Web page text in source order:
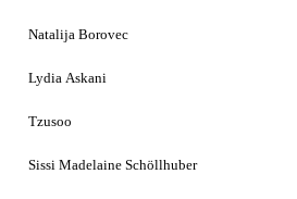
Natalija Borovec
Lydia Askani
Tzusoo
Sissi Madelaine Schöllhuber